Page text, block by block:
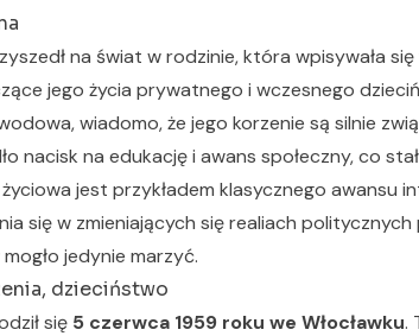
na świat w rodzinie, która wpisywała
jego życia prywatnego i wczesnego
wiadomo, że jego korzenie są silnie
nacisk na edukację i awans społeczny, co
jest przykładem klasycznego awansu
się w zmieniających się realiach politycznych
jedynie marzyć.
dzieciństwo
się 5 czerwca 1959 roku we Włocławku.